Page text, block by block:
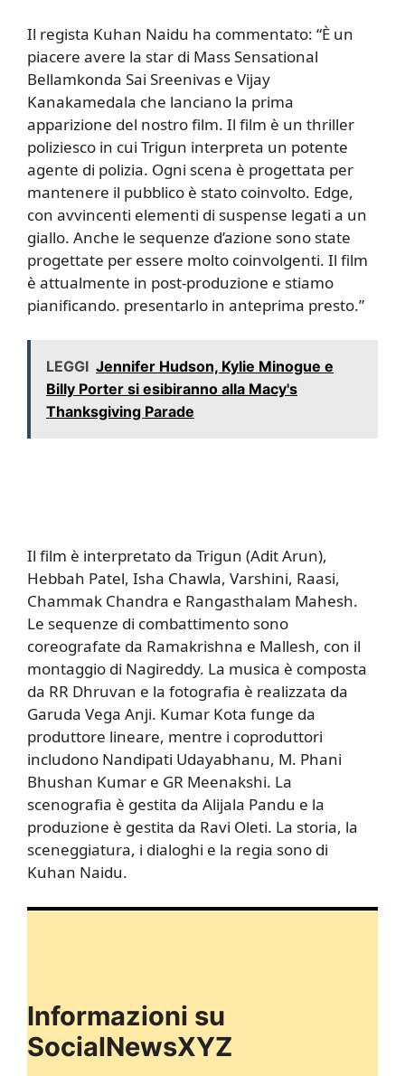
Il regista Kuhan Naidu ha commentato: “È un
piacere avere la star di Mass Sensational
Bellamkonda Sai Sreenivas e Vijay
Kanakamedala che lanciano la prima
apparizione del nostro film. Il film è un thriller
poliziesco in cui Trigun interpreta un potente
agente di polizia. Ogni scena è progettata per
mantenere il pubblico è stato coinvolto. Edge,
con avvincenti elementi di suspense legati a un
giallo. Anche le sequenze d’azione sono state
progettate per essere molto coinvolgenti. Il film
è attualmente in post-produzione e stiamo
pianificando. presentarlo in anteprima presto.”
LEGGI Jennifer Hudson, Kylie Minogue e
Billy Porter si esibiranno alla Macy's
Thanksgiving Parade
Il film è interpretato da Trigun (Adit Arun),
Hebbah Patel, Isha Chawla, Varshini, Raasi,
Chammak Chandra e Rangasthalam Mahesh.
Le sequenze di combattimento sono
coreografate da Ramakrishna e Mallesh, con il
montaggio di Nagireddy. La musica è composta
da RR Dhruvan e la fotografia è realizzata da
Garuda Vega Anji. Kumar Kota funge da
produttore lineare, mentre i coproduttori
includono Nandipati Udayabhanu, M. Phani
Bhushan Kumar e GR Meenakshi. La
scenografia è gestita da Alijala Pandu e la
produzione è gestita da Ravi Oleti. La storia, la
sceneggiatura, i dialoghi e la regia sono di
Kuhan Naidu.
Informazioni su
SocialNewsXYZ